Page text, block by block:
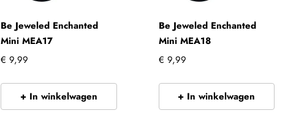
Be Jeweled Enchanted
Mini MEA17
€ 9,99
+ In winkelwagen
Be Jeweled Enchanted
Mini MEA18
€ 9,99
+ In winkelwagen